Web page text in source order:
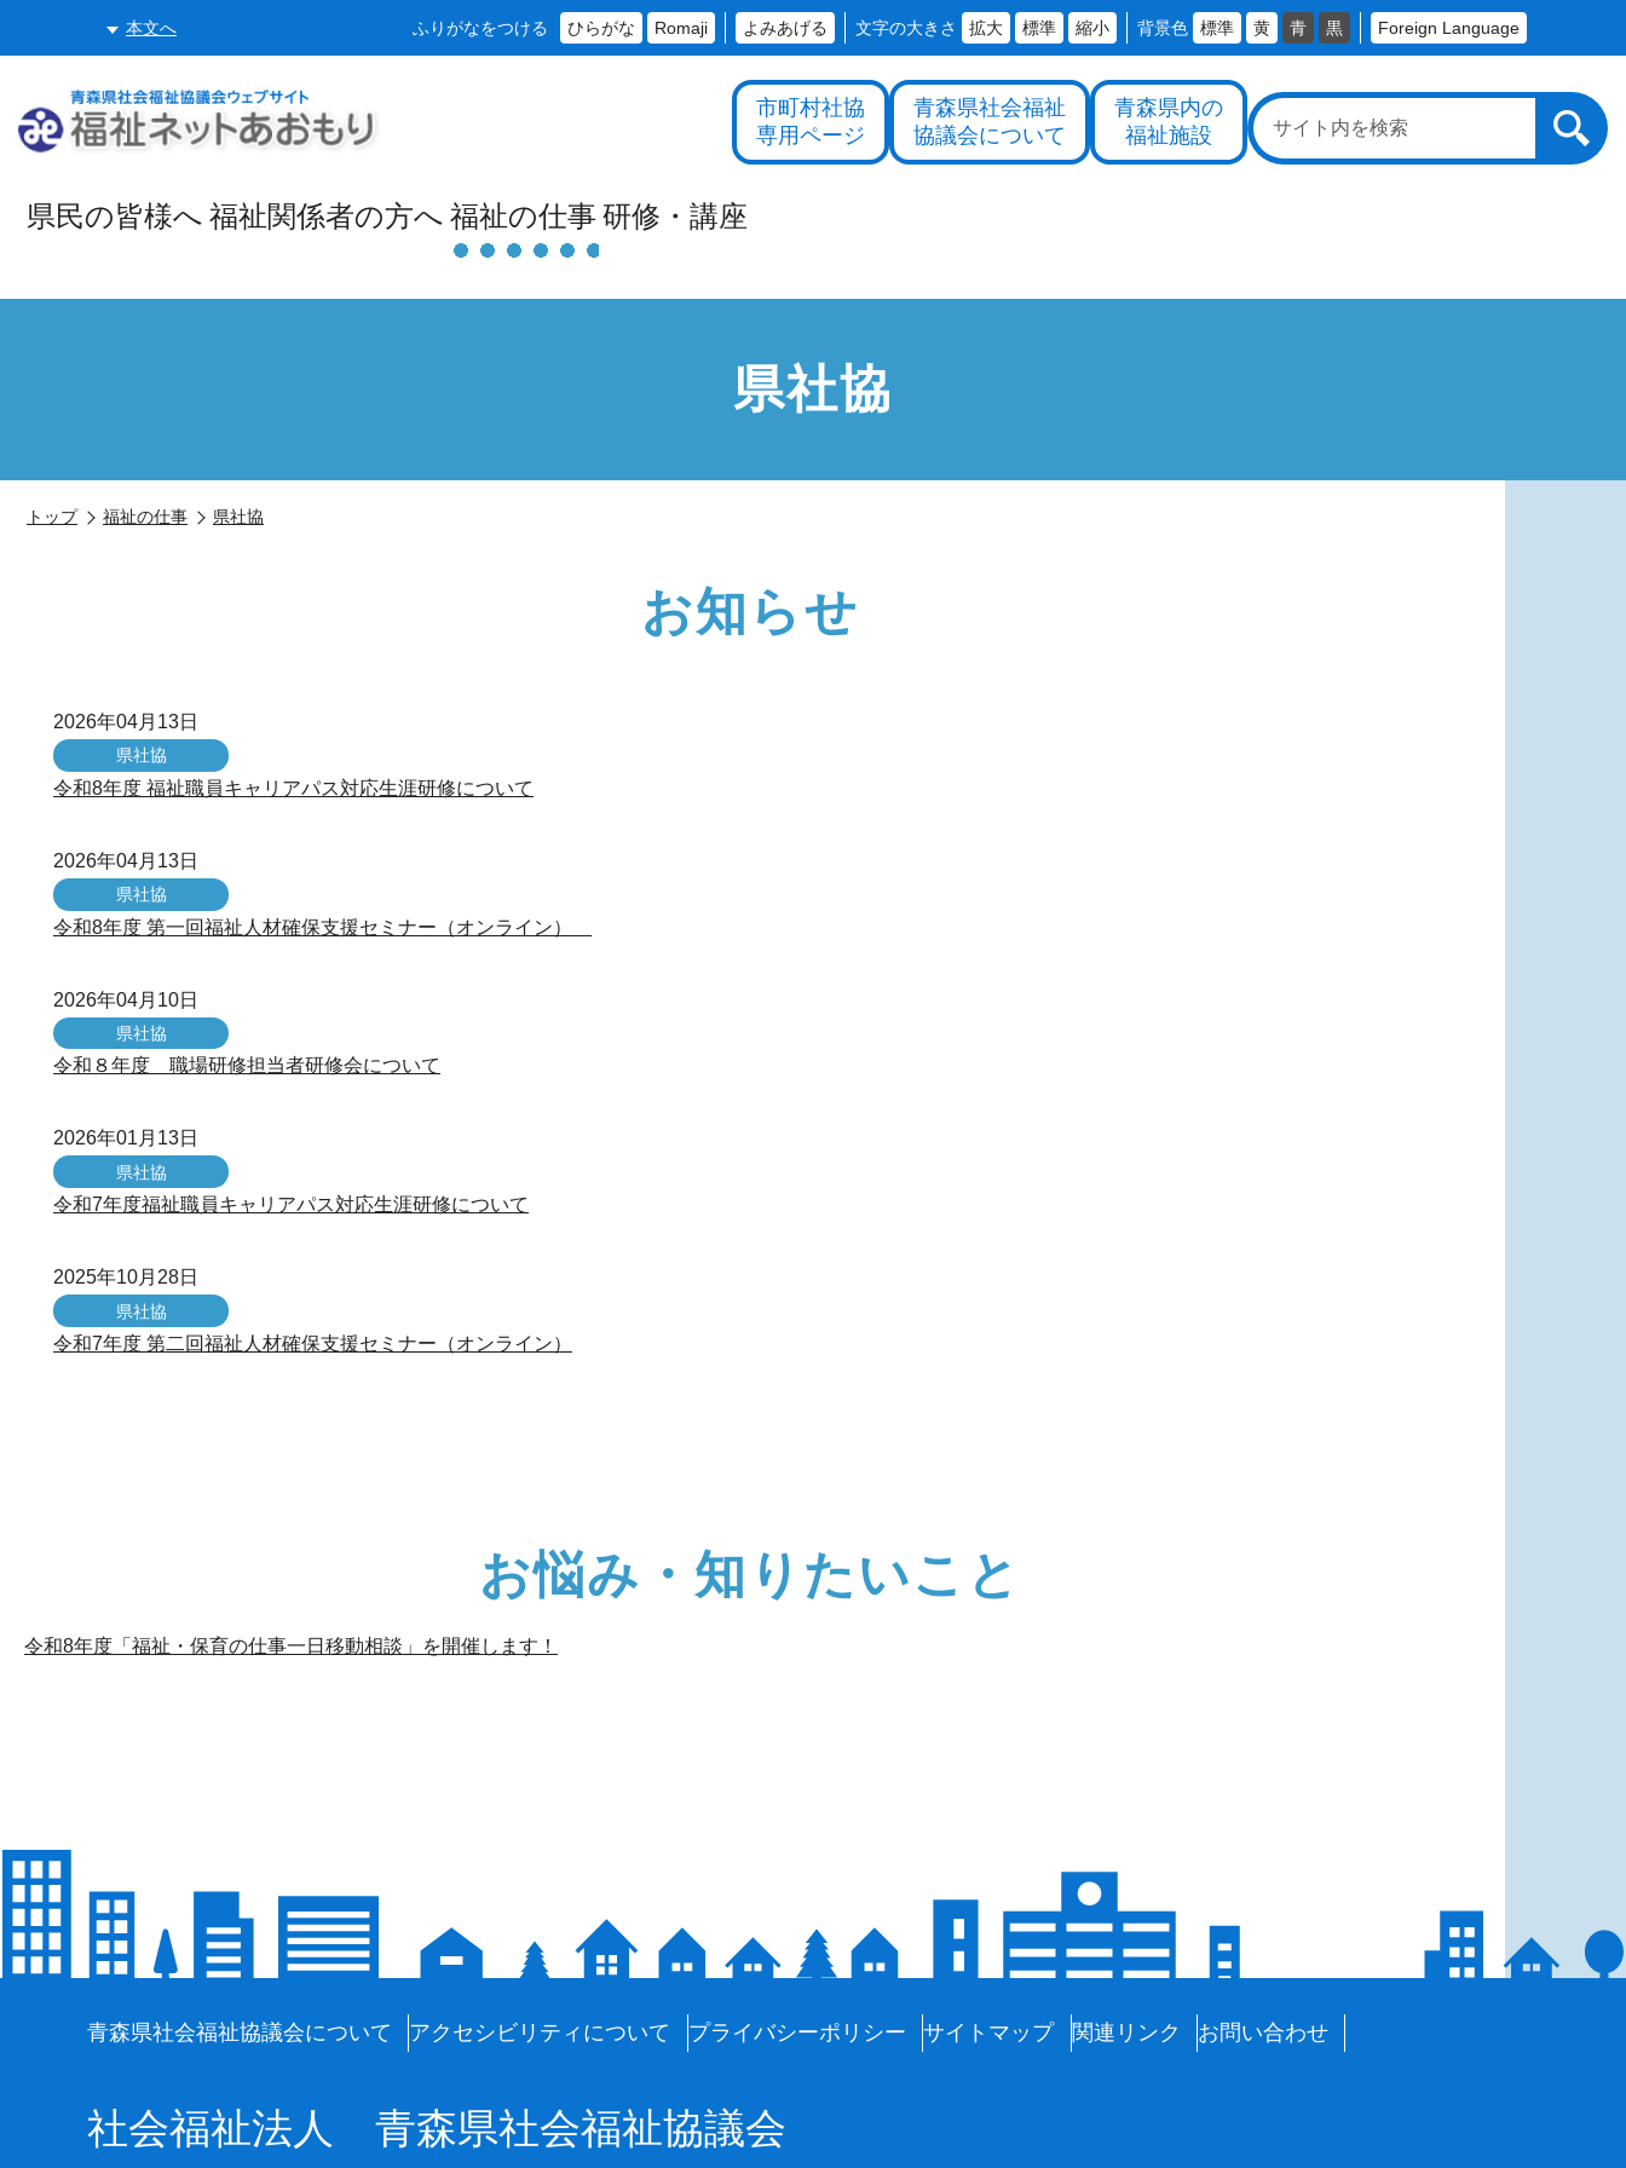
本文へ ふりがなをつける ひらがな Romaji よみあげる 文字の大きさ 拡大 標準 縮小 背景色 標準 黄 青 黒 Foreign Language
市町村社協
専用ページ
青森県社会福祉
協議会について
青森県内の
福祉施設
県民の皆様へ 福祉関係者の方へ 福祉の仕事 研修・ 講座
県社協
トップ 福祉の仕事 県社協
お知らせ
2026年04月13日
県社協
令和8年度 福祉職員キャリアパス対応生涯研修について
2026年04月13日
県社協
令和8年度 第一回福祉人材確保支援セミナー（オンライン）
2026年04月10日
県社協
令和８年度 職場研修担当者研修会について
2026年01月13日
県社協
令和7年度福祉職員キャリアパス対応生涯研修について
2025年10月28日
県社協
令和7年度 第二回福祉人材確保支援セミナー（オンライン）
お悩み・知りたいこと
令和8年度「福祉・保育の仕事一日移動相談」を開催します！
青森県社会福祉協議会について アクセシビリティについて プライバシーポリシー サイトマップ 関連リンク お問い合わせ
社会福祉法人 青森県社会福祉協議会